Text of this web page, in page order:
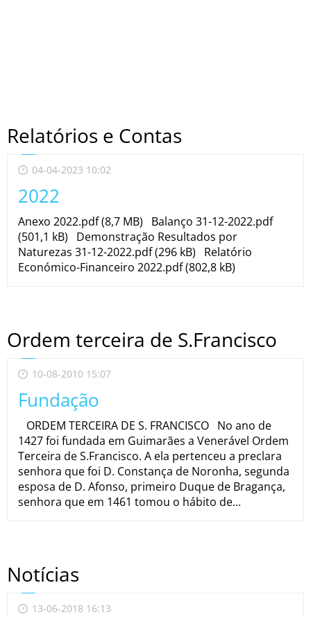
Relatórios e Contas
04-04-2023 10:02
2022
Anexo 2022.pdf (8,7 MB) Balanço 31-12-2022.pdf
(501,1 kB) Demonstração Resultados por
Naturezas 31-12-2022.pdf (296 kB) Relatório
Económico-Financeiro 2022.pdf (802,8 kB)
Ordem terceira de S.Francisco
10-08-2010 15:07
Fundação
ORDEM TERCEIRA DE S. FRANCISCO No ano de
1427 foi fundada em Guimarães a Venerável Ordem
Terceira de S.Francisco. A ela pertenceu a preclara
senhora que foi D. Constança de Noronha, segunda
esposa de D. Afonso, primeiro Duque de Bragança,
senhora que em 1461 tomou o hábito de...
Notícias
13-06-2018 16:13